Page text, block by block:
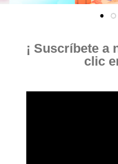
¡ Suscríbete a
clic